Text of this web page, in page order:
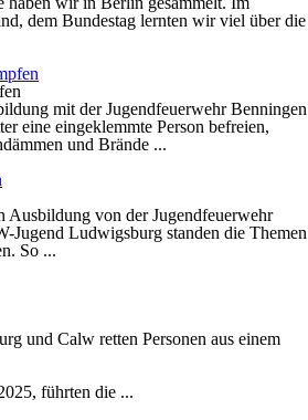
dem Bundestag lernten wir viel über die
mit der Jugendfeuerwehr Benningen
eine eingeklemmte Person befreien,
und Brände ...
Ausbildung von der Jugendfeuerwehr
Jugend Ludwigsburg standen die Themen
So ...
und Calw retten Personen aus einem
führten die ...